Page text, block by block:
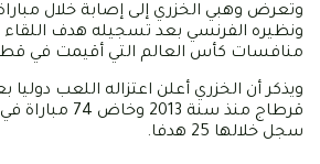
وتعرض وهبي الخزري إلى إصابة خلال
ونظيره الفرنسي بعد تسجيله هدف اللقاء
منافسات كأس العالم التي أقيمت في
ويذكر أن الخزري أعلن اعتزاله اللعب
قرطاج منذ سنة
سجل خلالها 25 هدفا.